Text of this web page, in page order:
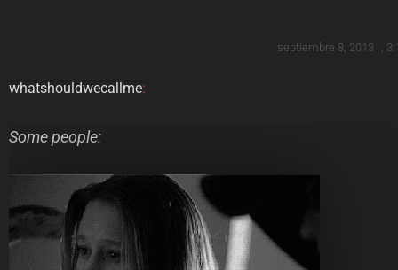
septiembre 8, 2013 ,
whatshouldwecallme:
Some people: